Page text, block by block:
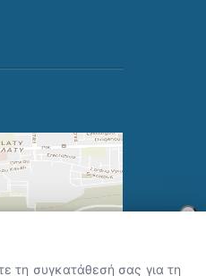
×
τη συγκατάθεσή σας για τη